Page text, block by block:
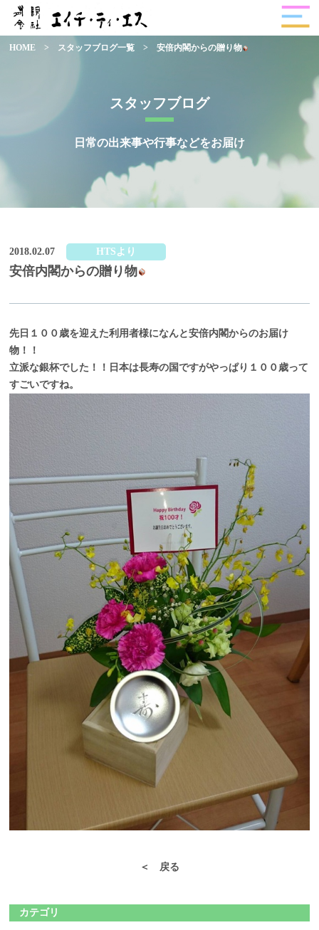
スタッフブログ
日常の出来事や行事などをお届け
HOME > スタッフブログ一覧 > 安倍内閣からの贈り物
2018.02.07 HTSより
安倍内閣からの贈り物
先日１００歳を迎えた利用者様になんと安倍内閣からのお届け
物！！
立派な銀杯でした！！日本は長寿の国ですがやっぱり１００歳って
すごいですね。
＜ 戻る
カテゴリ